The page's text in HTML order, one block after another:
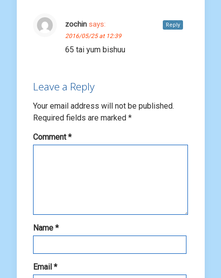
zochin says:
2016/05/25 at 12:39
65 tai yum bishuu
Reply
Leave a Reply
Your email address will not be published.
Required fields are marked *
Comment*
Name *
Email *